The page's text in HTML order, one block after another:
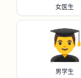
女医生
👨‍🎓
男学生